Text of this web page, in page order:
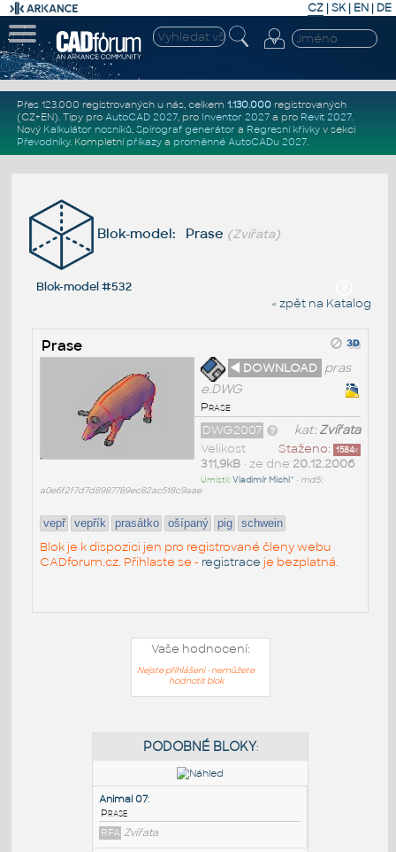
CZ | SK| EN | DE
Přes 123.000 registrovaných u nás, celkem 1.130.000registrovaných
(CZ+EN). Tipy pro AutoCAD 2027, pro Inventor 2027a pro Revit 2027.
Nový Kalkulátor nosníků, Spirograf generátor a Regresní křivkyv sekci
Převodníky. Kompletní příkazya proměnné AutoCADu 2027.
Blok-model: Prase (Zvířata)
Blok-model #532
« zpět na Katalog
Prase
◄ DOWNLOAD pras
e.DWG
Prase
kat:Zvířata
DWG2007
Staženo: 1584x
Velikost
311,9kB• ze dne 20.12.2006
Umístil:Vladimír Michl^ • md5:
a0e6f2f7d7d8987789ec82ac518c9aae
vepř vepřík prasátko ošípaný pig schwein
Blok je k dispozici jen pro registrované členy webu
CADforum.cz. Přihlaste se - registrace je bezplatná.
Vaše hodnocení:
Nejste přihlášeni - nemůžete
hodnotit blok